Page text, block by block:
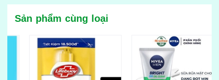
Sản phẩm cùng loại